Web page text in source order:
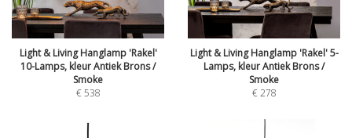
Light & Living Hanglamp 'Rakel'
10-Lamps, kleur Antiek Brons /
Smoke
€538
Light & Living Hanglamp 'Rakel' 5-
Lamps, kleur Antiek Brons /
Smoke
€278